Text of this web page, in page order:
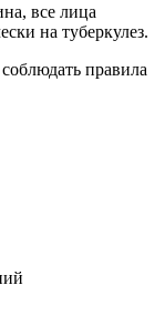
все лица
на туберкулез.
правила